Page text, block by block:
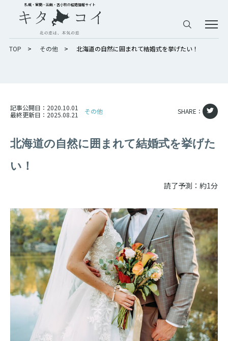
札幌・室蘭・函館・苫小牧の結婚情報サイト
TOP > その他> 北海道の自然に囲まれて結婚式を挙げたい！
記事公開日： 2020.10.01
最終更新日： 2025.08.21 その他 SHARE：
北海道の自然に囲まれて結婚式を挙げた
い！
読了予測：約1分